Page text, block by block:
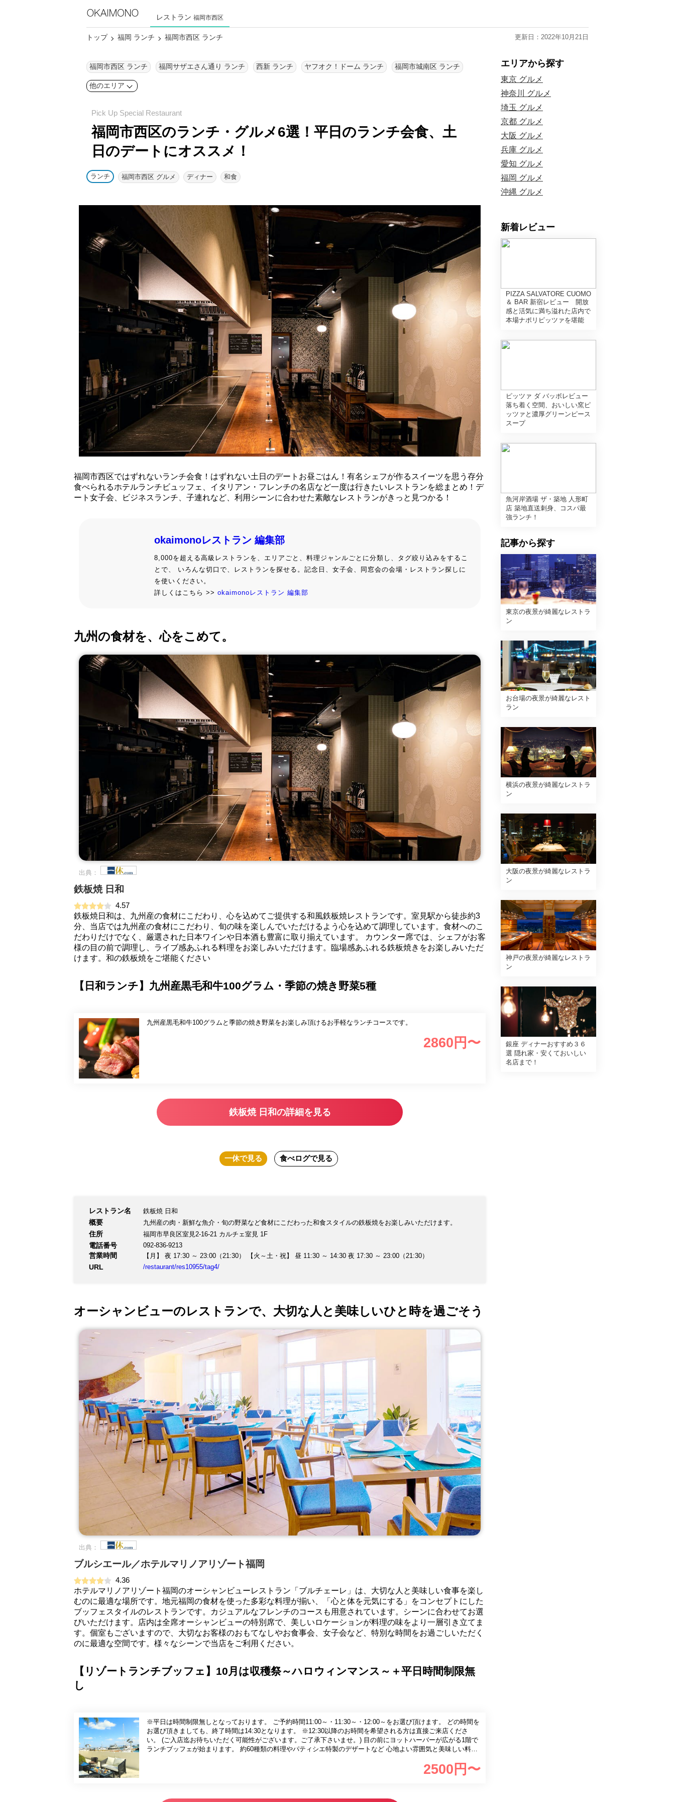
レストラン 福岡市西区
トップ 福岡 ランチ 福岡市西区 ランチ 更新日：2022年10月21日
福岡市西区 ランチ 福岡サザエさん通り ランチ 西新 ランチ ヤフオク！ドーム ランチ 福岡市城南区 ランチ
他のエリア
福岡市西区のランチ・グルメ6選！ 平日のランチ会食、土
日のデートにオススメ！
ランチ 福岡市西区 グルメ ディナー 和食
福岡市西区ではずれないランチ会食！はずれない土日のデートお昼ごはん！有名シェフが作るスイーツを思う存分
食べられるホテルランチビュッフェ、イタリアン・フレンチの名店など一度は行きたいレストランを総まとめ！デ
ート女子会、ビジネスランチ、子連れなど、利用シーンに合わせた素敵なレストランがきっと見つかる！
okaimonoレストラン 編集部
8,000を超える高級レストランを、エリアごと、料理ジャンルごとに分類し、タグ絞り込みをするこ
とで、 いろんな切口で、レストランを探せる。記念日、女子会、同窓会の会場・レストラン探しに
を使いください。
詳しくはこちら >> okaimonoレストラン 編集部
九州の食材を、心をこめて。
出典：
鉄板焼 日和
4.57
鉄板焼日和は、九州産の食材にこだわり、心を込めてご提供する和風鉄板焼レストランです。室見駅から徒歩約3
分、当店では九州産の食材にこだわり、旬の味を楽しんでいただけるよう心を込めて調理しています。食材へのこ
だわりだけでなく、厳選された日本ワインや日本酒も豊富に取り揃えています。 カウンター席では、シェフがお客
様の目の前で調理し、ライブ感あふれる料理をお楽しみいただけます。臨場感あふれる鉄板焼きをお楽しみいただ
けます。和の鉄板焼をご堪能ください
【日和ランチ】九州産黒毛和牛100グラム・季節の焼き野菜5種
九州産黒毛和牛100グラムと季節の焼き野菜をお楽しみ頂けるお手軽なランチコースです。
2860 円〜
鉄板焼 日和の詳細を見る
一休で見る 食べログで見る
レストラン名 鉄板焼 日和
概要 九州産の肉・新鮮な魚介・旬の野菜など食材にこだわった和食スタイルの鉄板焼をお楽しみいただけます。
住所 福岡市早良区室見2-16-21 カルチェ室見 1F
電話番号 092-836-9213
営業時間 【月】 夜 17:30 ～ 23:00（21:30） 【火～土・祝】 昼 11:30 ～ 14:30 夜 17:30 ～ 23:00（21:30）
URL /restaurant/res10955/tag4/
オーシャンビューのレストランで、大切な人と美味しいひと時を過ごそう
出典：
ブルシエール／ホテルマリノアリゾート福岡
4.36
ホテルマリノアリゾート福岡のオーシャンビューレストラン「ブルチェーレ」は、大切な人と美味しい食事を楽し
むのに最適な場所です。地元福岡の食材を使った多彩な料理が揃い、「心と体を元気にする」をコンセプトにした
ブッフェスタイルのレストランです。カジュアルなフレンチのコースも用意されています。シーンに合わせてお選
びいただけます。店内は全席オーシャンビューの特別席で、美しいロケーションが料理の味をより一層引き立てま
す。個室もございますので、大切なお客様のおもてなしやお食事会、女子会など、特別な時間をお過ごしいただく
のに最適な空間です。様々なシーンで当店をご利用ください。
【リゾートランチブッフェ】10月は収穫祭～ハロウィンマンス～＋平日時間制限無
し
※平日は時間制限無しとなっております。 ご予約時間11:00～・11:30～・12:00～をお選び頂けます。 どの時間を
お選び頂きましても、終了時間は14:30となります。 ※12:30以降のお時間を希望される方は直接ご来店くださ
い。 (ご入店迄お待ちいただく可能性がございます。ご了承下さいませ。) 目の前にヨットハーバーが広がる1階で
ランチブッフェが始まります。 約60種類の料理やパティシエ特製のデザートなど 心地よい雰囲気と美味しい料
2500 円〜
エリアから探す
東京 グルメ
神奈川 グルメ
埼玉 グルメ
京都 グルメ
大阪 グルメ
兵庫 グルメ
愛知 グルメ
福岡 グルメ
沖縄 グルメ
新着レビュー
PIZZA SALVATORE CUOMO
＆ BAR 新宿レビュー 開放
感と活気に満ち溢れた店内で
本場ナポリピッツァを堪能
ピッツァ ダ バッボレビュー
落ち着く空間、おいしい窯ピ
ッツァと濃厚グリーンピース
スープ
魚河岸酒場 ザ・築地 人形町
店 築地直送刺身、コスパ最
強ランチ！
記事から探す
東京の夜景が綺麗なレストラ
ン
お台場の夜景が綺麗なレスト
ラン
横浜の夜景が綺麗なレストラ
ン
大阪の夜景が綺麗なレストラ
ン
神戸の夜景が綺麗なレストラ
ン
銀座 ディナーおすすめ３６
選 隠れ家・安くておいしい
名店まで！